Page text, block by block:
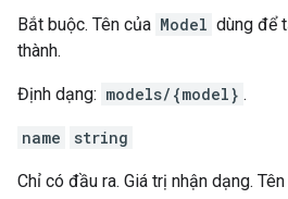
Bắt buộc. Tên của Model dùng để
thành.
Định dạng: models/{model} .
name string
Chỉ có đầu ra. Giá trị nhận dạng.